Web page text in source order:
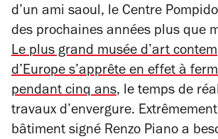
d’un ami saoul, le Centre
des prochaines années plus que
Le plus grand musée d’art
d’Europe s’apprête en effet à
pendant cinq ans, le temps de
travaux d’envergure.
bâtiment signé Renzo Piano a